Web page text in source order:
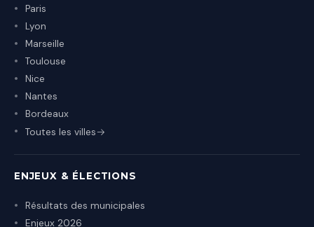
Paris
Lyon
Marseille
Toulouse
Nice
Nantes
Bordeaux
Toutes les villes
ENJEUX & ÉLECTIONS
Résultats des municipales
Enjeux 2026